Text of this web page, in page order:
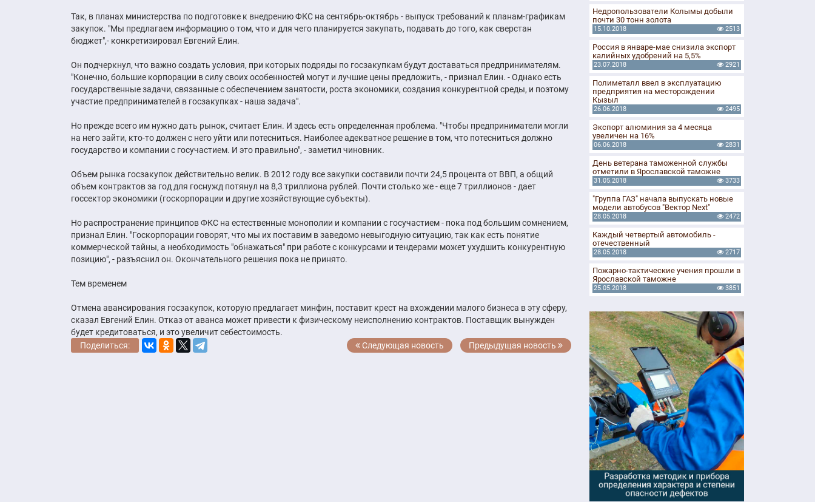
Так, в планах министерства по подготовке к внедрению ФКС на сентябрь-октябрь - выпуск требований к планам-графикам
закупок. "Мы предлагаем информацию о том, что и для чего планируется закупать, подавать до того, как сверстан
бюджет",- конкретизировал Евгений Елин.
Он подчеркнул, что важно создать условия, при которых подряды по госзакупкам будут доставаться предпринимателям.
"Конечно, большие корпорации в силу своих особенностей могут и лучшие цены предложить, - признал Елин. - Однако есть
государственные задачи, связанные с обеспечением занятости, роста экономики, создания конкурентной среды, и поэтому
участие предпринимателей в госзакупках - наша задача".
Но прежде всего им нужно дать рынок, считает Елин. И здесь есть определенная проблема. "Чтобы предприниматели могли
на него зайти, кто-то должен с него уйти или потесниться. Наиболее адекватное решение в том, что потесниться должно
государство и компании с госучастием. И это правильно", - заметил чиновник.
Объем рынка госзакупок действительно велик. В 2012 году все закупки составили почти 24,5 процента от ВВП, а общий
объем контрактов за год для госнужд потянул на 8,3 триллиона рублей. Почти столько же - еще 7 триллионов - дает
госсектор экономики (госкорпорации и другие хозяйствующие субъекты).
Но распространение принципов ФКС на естественные монополии и компании с госучастием - пока под большим сомнением,
признал Елин. "Госкорпорации говорят, что мы их поставим в заведомо невыгодную ситуацию, так как есть понятие
коммерческой тайны, а необходимость "обнажаться" при работе с конкурсами и тендерами может ухудшить конкурентную
позицию", - разъяснил он. Окончательного решения пока не принято.
Тем временем
Отмена авансирования госзакупок, которую предлагает минфин, поставит крест на вхождении малого бизнеса в эту сферу,
сказал Евгений Елин. Отказ от аванса может привести к физическому неисполнению контрактов. Поставщик вынужден
будет кредитоваться, и это увеличит себестоимость.
Поделиться:
Следующая новость Предыдущая новость
Недропользователи Колымы добыли
почти 30 тонн золота
15.10.2018 2513
Россия в январе-мае снизила экспорт
калийных удобрений на 5,5%
23.07.2018 2921
Полиметалл ввел в эксплуатацию
предприятия на месторождении
Кызыл
26.06.2018 2495
Экспорт алюминия за 4 месяца
увеличен на 16%
06.06.2018 2831
День ветерана таможенной службы
отметили в Ярославской таможне
31.05.2018 3733
"Группа ГАЗ" начала выпускать новые
модели автобусов "Вектор Next"
28.05.2018 2472
Каждый четвертый автомобиль -
отечественный
28.05.2018 2717
Пожарно-тактические учения прошли в
Ярославской таможне
25.05.2018 3851